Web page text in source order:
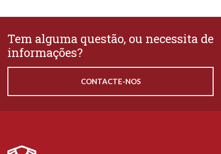
Tem alguma questão, ou necessita de
informações?
CONTACTE-NOS